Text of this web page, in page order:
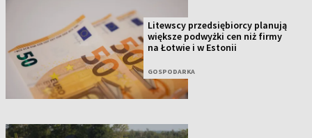
Litewscy przedsiębiorcy planują
większe podwyżki cen niż firmy
na Łotwie i w Estonii
GOSPODARKA